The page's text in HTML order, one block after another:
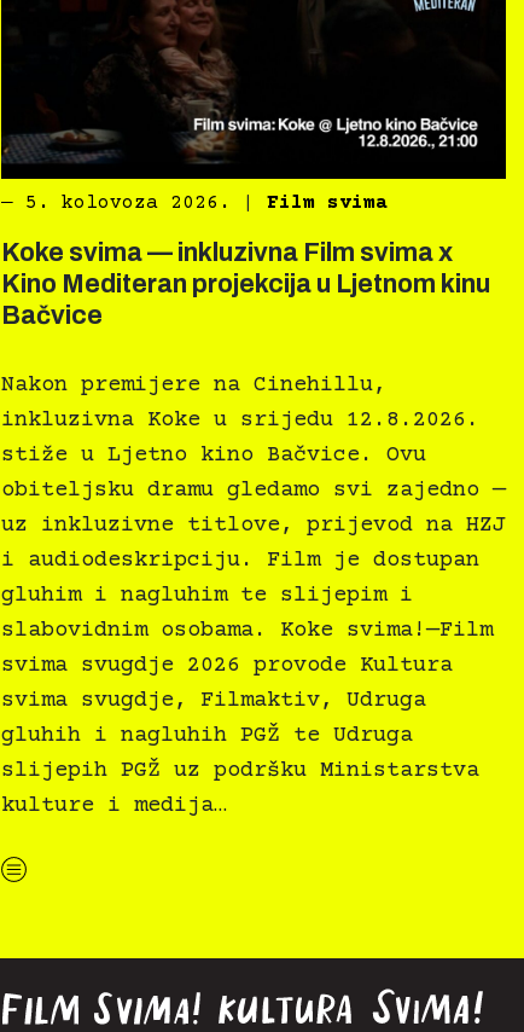
― 5. kolovoza 2026. Film svima
Koke svima — inkluzivna Film svima x
Kino Mediteran projekcija u Ljetnom kinu
Bačvice
Nakon premijere na Cinehillu,
inkluzivna Koke u srijedu 12.8.2026.
stiže u Ljetno kino Bačvice. Ovu
obiteljsku dramu gledamo svi zajedno —
uz inkluzivne titlove, prijevod na HZJ
i audiodeskripciju. Film je dostupan
gluhim i nagluhim te slijepim i
slabovidnim osobama. Koke svima!—Film
svima svugdje 2026 provode Kultura
svima svugdje, Filmaktiv, Udruga
gluhih i nagluhih PGŽ te Udruga
slijepih PGŽ uz podršku Ministarstva
kulture i medija…
“Koke svima — inkluzivna Film svima x Kino Mediteran projekcija u Ljetnom kinu Bačvice”